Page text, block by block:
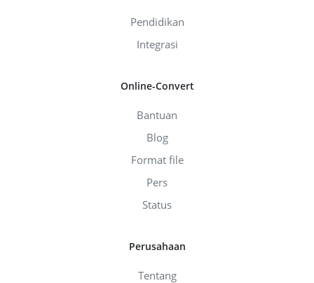
Pendidikan
Integrasi
Online-Convert
Bantuan
Blog
Format file
Pers
Status
Perusahaan
Tentang